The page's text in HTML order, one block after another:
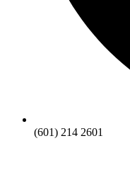
(601) 214 2601